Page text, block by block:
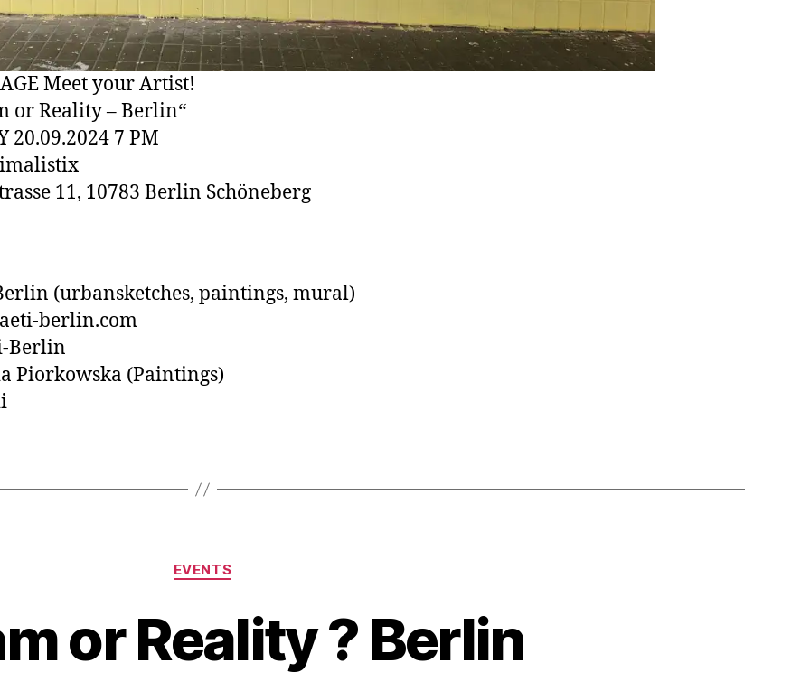
Meet your Artist!
or Reality – Berlin“
20.09.2024 7 PM
11, 10783 Berlin Schöneberg
(urbansketches, paintings, mural)
berlin.com
Berlin
Piorkowska (Paintings)
Kategorien
EVENTS
or Reality ? Berlin
n